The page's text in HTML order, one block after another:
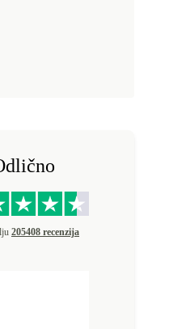
205408 recenzija